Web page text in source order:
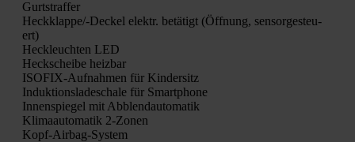
Gurt­straf­fer
Heck­klap­pe/-Deckel elektr. betä­tigt (Öff­nung, sen­sor­ge­steu­
ert)
Heck­leuch­ten LED
Heck­schei­be heiz­bar
ISO­FIX-Auf­nah­men für Kin­der­sitz
Induk­ti­ons­la­de­scha­le für Smart­phone
Innen­spie­gel mit Abblend­au­to­ma­tik
Kli­ma­au­to­ma­tik 2‑Zonen
Kopf-Air­bag-Sys­tem